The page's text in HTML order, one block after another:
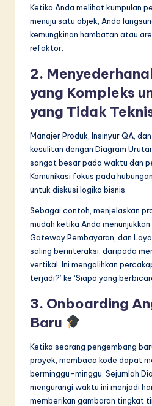
Ketika Anda melihat kumpulan
menuju satu objek, Anda
kemungkinan hambatan atau
refaktor.
2.
yang Kompleks
yang Tidak
Manajer Produk, Insinyur QA,
kesulitan dengan Diagram
sangat besar pada waktu dan
Komunikasi fokus pada
untuk diskusi logika bisnis.
Sebagai contoh, menjelaskan
mudah ketika Anda
Gateway Pembayaran, dan
saling berinteraksi, daripada
vertikal. Ini mengalihkan
terjadi?’ ke ‘Siapa yang
3. Onboarding
Baru
Ketika seorang pengembang
proyek, membaca kode dapat
berminggu-minggu. Sejumlah
mengurangi waktu ini menjadi
memberikan gambaran tingkat